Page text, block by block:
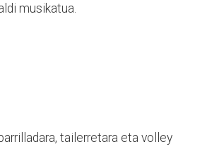
musikatua.
tailerretara eta volley